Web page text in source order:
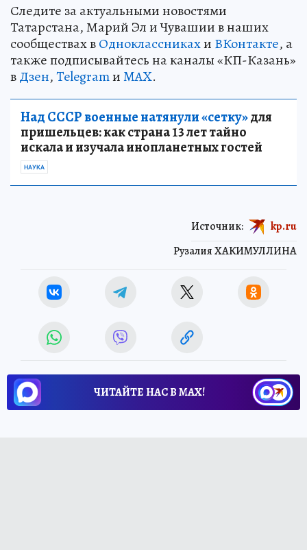
Следите за актуальными новостями
Татарстана, Марий Эл и Чувашии в наших
сообществах вОдноклассникахи ВКонтакте, а
также подписывайтесь на каналы «КП-Казань»
вДзен,TelegramиMAX.
Над СССР военные натянули «сетку»для
пришельцев: как страна 13 лет тайно
искала и изучала инопланетных гостей
НАУКА
Рузалия ХАКИМУЛЛИНА
Источник: kp.ru
ЧИТАЙТЕ НАС В МАХ!